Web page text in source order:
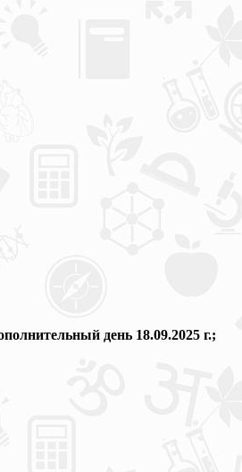
день 18.09.2025 г.;